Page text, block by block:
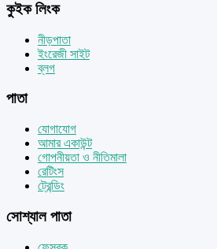
কুইক লিংক
নীড়পাতা
ইংরেজী সাইট
ব্লগ
পাতা
যোগাযোগ
আমার একাউন্ট
গোপনীয়তা ও নীতিমালা
রেটিংস
ট্রেন্ডিং
সোশ্যাল পাতা